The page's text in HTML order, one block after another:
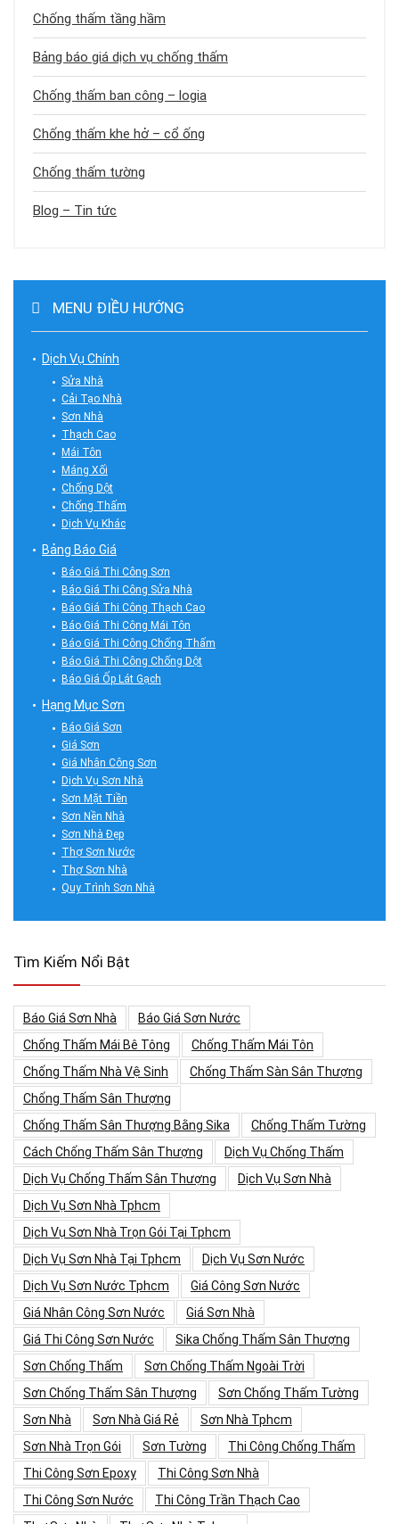
Chống thấm tầng hầm
Bảng báo giá dịch vụ chống thấm
Chống thấm ban công – logia
Chống thấm khe hở – cổ ống
Chống thấm tường
Blog – Tin tức
MENU ĐIỀU HƯỚNG
Dịch Vụ Chính
Sửa Nhà
Cải Tạo Nhà
Sơn Nhà
Thạch Cao
Mái Tôn
Máng Xối
Chống Dột
Chống Thấm
Dịch Vụ Khác
Bảng Báo Giá
Báo Giá Thi Công Sơn
Báo Giá Thi Công Sửa Nhà
Báo Giá Thi Công Thạch Cao
Báo Giá Thi Công Mái Tôn
Báo Giá Thi Công Chống Thấm
Báo Giá Thi Công Chống Dột
Báo Giá Ốp Lát Gạch
Hạng Mục Sơn
Báo Giá Sơn
Giá Sơn
Giá Nhân Công Sơn
Dịch Vụ Sơn Nhà
Sơn Mặt Tiền
Sơn Nền Nhà
Sơn Nhà Đẹp
Thợ Sơn Nước
Thợ Sơn Nhà
Quy Trình Sơn Nhà
Tìm Kiếm Nổi Bật
Báo Giá Sơn Nhà
Báo Giá Sơn Nước
Chống Thấm Mái Bê Tông
Chống Thấm Mái Tôn
Chống Thấm Nhà Vệ Sinh
Chống Thấm Sàn Sân Thượng
Chống Thấm Sân Thượng
Chống Thấm Sân Thượng Bằng Sika
Chống Thấm Tường
Cách Chống Thấm Sân Thượng
Dịch Vụ Chống Thấm
Dịch Vụ Chống Thấm Sân Thượng
Dịch Vụ Sơn Nhà
Dịch Vụ Sơn Nhà Tphcm
Dịch Vụ Sơn Nhà Trọn Gói Tại Tphcm
Dịch Vụ Sơn Nhà Tại Tphcm
Dịch Vụ Sơn Nước
Dịch Vụ Sơn Nước Tphcm
Giá Công Sơn Nước
Giá Nhân Công Sơn Nước
Giá Sơn Nhà
Giá Thi Công Sơn Nước
Sika Chống Thấm Sân Thượng
Sơn Chống Thấm
Sơn Chống Thấm Ngoài Trời
Sơn Chống Thấm Sân Thượng
Sơn Chống Thấm Tường
Sơn Nhà
Sơn Nhà Giá Rẻ
Sơn Nhà Tphcm
Sơn Nhà Trọn Gói
Sơn Tường
Thi Công Chống Thấm
Thi Công Sơn Epoxy
Thi Công Sơn Nhà
Thi Công Sơn Nước
Thi Công Trần Thạch Cao